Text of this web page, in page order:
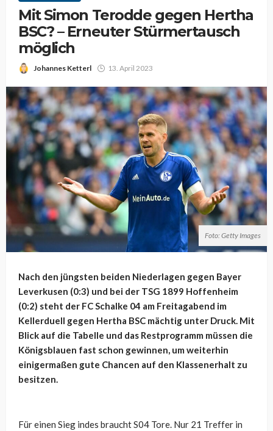
Mit Simon Terodde gegen Hertha
BSC? – Erneuter Stürmertausch
möglich
Johannes Ketterl 13. April 2023
Foto: Getty Images
Nach den jüngsten beiden Niederlagen gegen Bayer
Leverkusen (0:3) und bei der TSG 1899 Hoffenheim
(0:2) steht der FC Schalke 04 am Freitagabend im
Kellerduell gegen Hertha BSC mächtig unter Druck. Mit
Blick auf die Tabelle und das Restprogramm müssen die
Königsblauen fast schon gewinnen, um weiterhin
einigermaßen gute Chancen auf den Klassenerhalt zu
besitzen.
Für einen Sieg indes braucht S04 Tore. Nur 21 Treffer in